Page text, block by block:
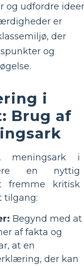
og udfordre ideer
er
der
og
i
Brug af
meningsark i
en nyttig
fremme kritisk
tilgang:
Begynd med at
af fakta og
at en
der kan